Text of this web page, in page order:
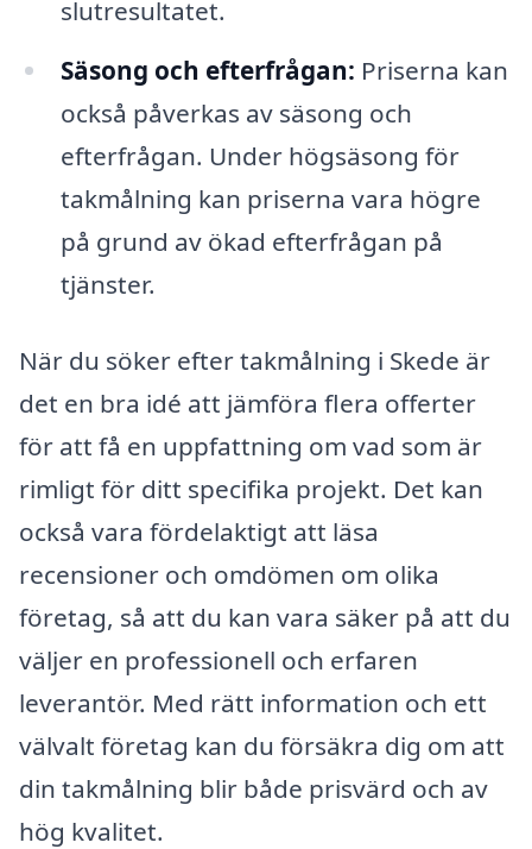
slutresultatet.
Säsong och efterfrågan: Priserna kan
också påverkas av säsong och
efterfrågan. Under högsäsong för
takmålning kan priserna vara högre
på grund av ökad efterfrågan på
tjänster.
När du söker efter takmålning i Skede är
det en bra idé att jämföra flera offerter
för att få en uppfattning om vad som är
rimligt för ditt specifika projekt. Det kan
också vara fördelaktigt att läsa
recensioner och omdömen om olika
företag, så att du kan vara säker på att du
väljer en professionell och erfaren
leverantör. Med rätt information och ett
välvalt företag kan du försäkra dig om att
din takmålning blir både prisvärd och av
hög kvalitet.